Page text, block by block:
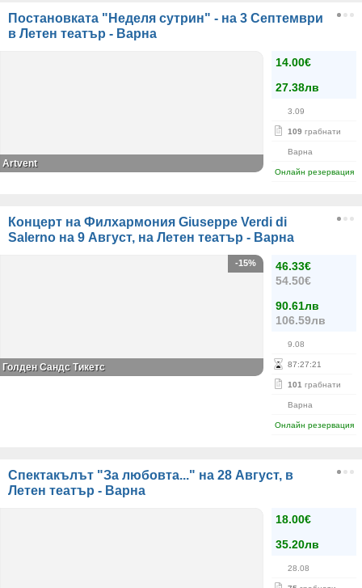
Постановката "Неделя сутрин" - на 3 Септември
в Летен театър - Варна
14.00€
27.38лв
3.09
109 грабнати
Варна
Онлайн резервация
Аrtvent
Концерт на Филхармония Giuseppe Verdi di
Salerno на 9 Август, на Летен театър - Варна
46.33€
54.50€
90.61лв
106.59лв
9.08
87:27:21
101 грабнати
Варна
Онлайн резервация
-15%
Голден Сандс Тикетс
Спектакълът "За любовта..." на 28 Август, в
Летен театър - Варна
18.00€
35.20лв
28.08